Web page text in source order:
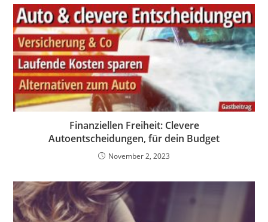
Finanziellen Freiheit: Clevere
Autoentscheidungen, für dein Budget
November 2, 2023